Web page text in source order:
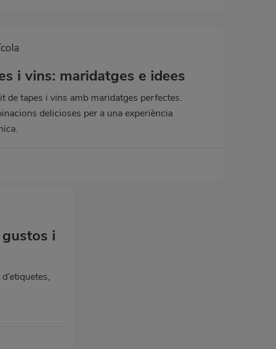
i vins: maridatges e idees
de tapes i vins amb maridatges perfectes.
delicioses per a una experiència
i